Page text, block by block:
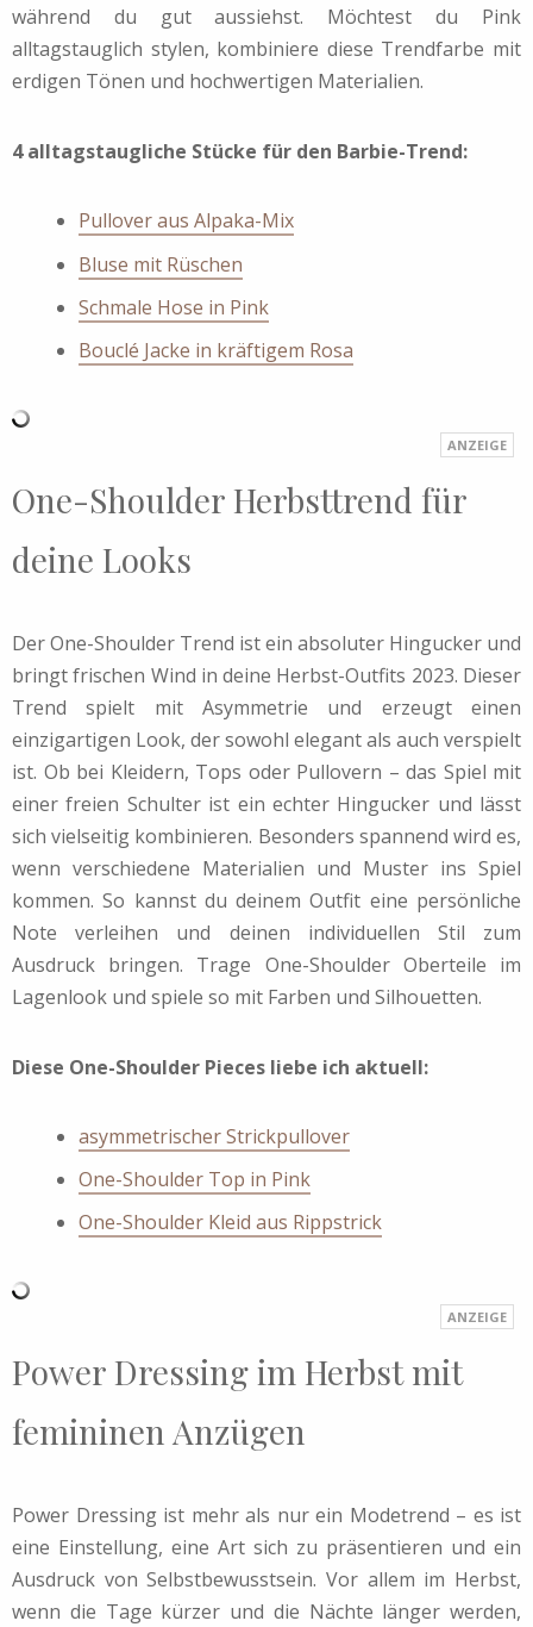
während du gut aussiehst. Möchtest du Pink
alltagstauglich stylen, kombiniere diese Trendfarbe mit
erdigen Tönen und hochwertigen Materialien.
4 alltagstaugliche Stücke für den Barbie-Trend:
Pullover aus Alpaka-Mix
Bluse mit Rüschen
Schmale Hose in Pink
Bouclé Jacke in kräftigem Rosa
One-Shoulder Herbsttrend für
deine Looks
Der One-Shoulder Trend ist ein absoluter Hingucker und
bringt frischen Wind in deine Herbst-Outfits 2023. Dieser
Trend spielt mit Asymmetrie und erzeugt einen
einzigartigen Look, der sowohl elegant als auch verspielt
ist. Ob bei Kleidern, Tops oder Pullovern – das Spiel mit
einer freien Schulter ist ein echter Hingucker und lässt
sich vielseitig kombinieren. Besonders spannend wird es,
wenn verschiedene Materialien und Muster ins Spiel
kommen. So kannst du deinem Outfit eine persönliche
Note verleihen und deinen individuellen Stil zum
Ausdruck bringen. Trage One-Shoulder Oberteile im
Lagenlook und spiele so mit Farben und Silhouetten.
Diese One-Shoulder Pieces liebe ich aktuell:
asymmetrischer Strickpullover
One-Shoulder Top in Pink
One-Shoulder Kleid aus Rippstrick
Power Dressing im Herbst mit
femininen Anzügen
Power Dressing ist mehr als nur ein Modetrend – es ist
eine Einstellung, eine Art sich zu präsentieren und ein
Ausdruck von Selbstbewusstsein. Vor allem im Herbst,
wenn die Tage kürzer und die Nächte länger werden,